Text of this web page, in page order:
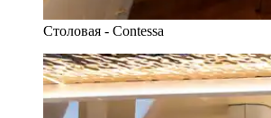
Столовая - Contessa